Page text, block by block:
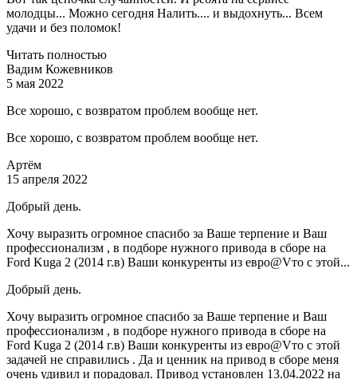
молодцы... Можно сегодня Налить.... и выдохнуть... Всем
удачи и без поломок!
Читать полностью
Вадим Кожевников
5 мая 2022
Все хорошо, с возвратом проблем вообще нет.
Все хорошо, с возвратом проблем вообще нет.
Артём
15 апреля 2022
Добрый день.
Хочу выразить огромное спасибо за Ваше терпение и Ваш
профессионализм , в подборе нужного привода в сборе на
Ford Kuga 2 (2014 г.в) Ваши конкуренты из евро@Vто с этой...
Добрый день.
Хочу выразить огромное спасибо за Ваше терпение и Ваш
профессионализм , в подборе нужного привода в сборе на
Ford Kuga 2 (2014 г.в) Ваши конкуренты из евро@Vто с этой
задачей не справились . Да и ценник на привод в сборе меня
очень удивил и порадовал. Привод установлен 13.04.2022 на